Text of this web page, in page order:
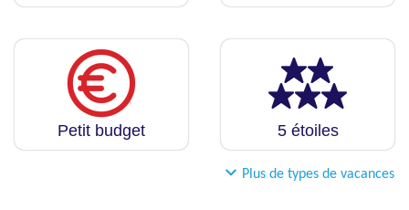
Petit budget 5 étoiles
Plus de types de vacances